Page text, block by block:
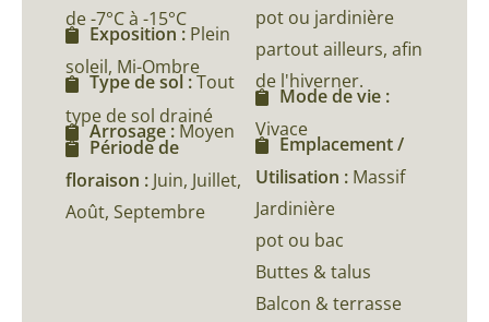
de -7°C à -15°C
Exposition : Plein
soleil, Mi-Ombre
Type de sol :Tout
type de sol drainé
Arrosage :Moyen
Période de
floraison : Juin, Juillet,
Août, Septembre
pot ou jardinière
partout ailleurs, afin
de l'hiverner.
Mode de vie :
Vivace
Emplacement /
Utilisation : Massif
Jardinière
pot ou bac
Buttes & talus
Balcon & terrasse